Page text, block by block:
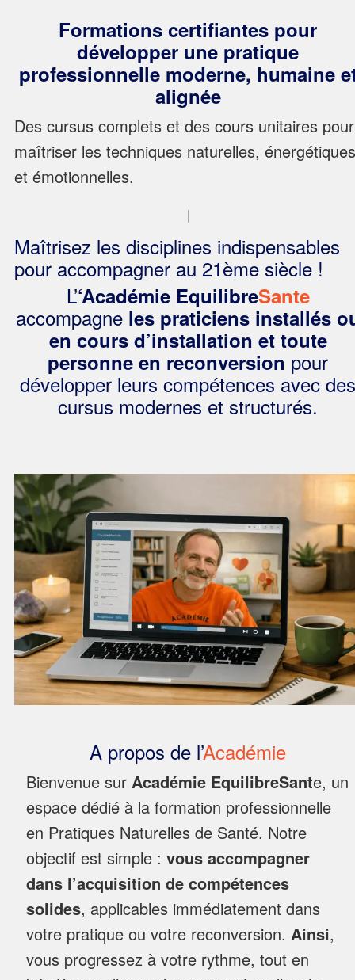
Formations certifiantes pour
développer une pratique
professionnelle moderne, humaine
alignée
Des cursus complets et des cours unitaires pour
maîtriser les techniques naturelles, énergétiques
et émotionnelles.
Maîtrisez les disciplines indispensables
pour accompagner au 21ème siècle !
L’‘Académie EquilibreSante
accompagneles praticiens installés
en cours d’installation et toute
personne en reconversion pour
développer leurs compétences avec des
cursus modernes et structurés.
A propos de l’Académie
Bienvenue sur Académie EquilibreSante, un
espace dédié à la formation professionnelle
en Pratiques Naturelles de Santé. Notre
objectif est simple : vous accompagner
dans l’acquisition de compétences
solides, applicables immédiatement dans
votre pratique ou votre reconversion. Ainsi,
vous progressez à votre rythme, tout en